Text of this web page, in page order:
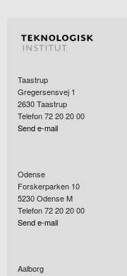
Taastrup
Gregersensvej 1
2630Taastrup
Telefon 72 20 20 00
Send e-mail
Odense
Forskerparken 10
5230Odense M
Telefon 72 20 20 00
Send e-mail
Aalborg